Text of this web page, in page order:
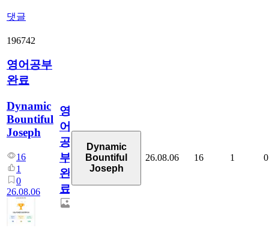
댓글
196742
영어공부
완료
Dynamic
Bountiful
Joseph
16
1
0
26.08.06
영
어
공
부
완
료
Dynamic
Bountiful
Joseph
26.08.06 16 1 0